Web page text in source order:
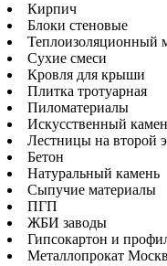
Кирпич
Блоки стеновые
Теплоизоляционный
Сухие смеси
Кровля для крыши
Плитка тротуарная
Пиломатериалы
Искусственный
Лестницы на второй
Бетон
Натуральный камень
Сыпучие материалы
ПГП
ЖБИ заводы
Гипсокартон и
Металлопрокат